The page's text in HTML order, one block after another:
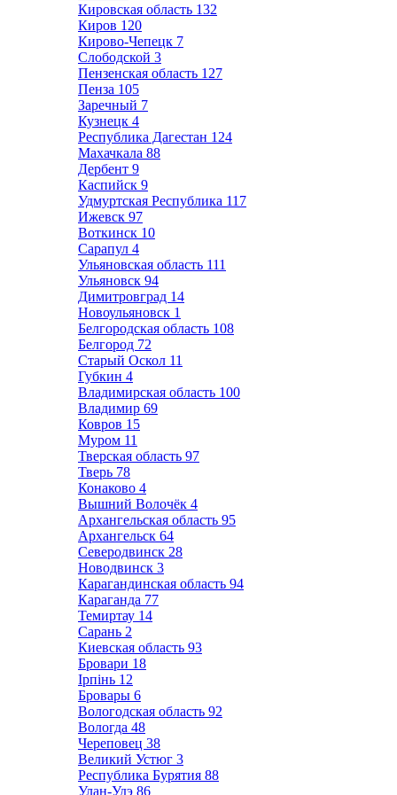
Кировская область 132
Киров 120
Кирово-Чепецк 7
Слободской 3
Пензенская область 127
Пенза 105
Заречный 7
Кузнецк 4
Республика Дагестан 124
Махачкала 88
Дербент 9
Каспийск 9
Удмуртская Республика 117
Ижевск 97
Воткинск 10
Сарапул 4
Ульяновская область 111
Ульяновск 94
Димитровград 14
Новоульяновск 1
Белгородская область 108
Белгород 72
Старый Оскол 11
Губкин 4
Владимирская область 100
Владимир 69
Ковров 15
Муром 11
Тверская область 97
Тверь 78
Конаково 4
Вышний Волочёк 4
Архангельская область 95
Архангельск 64
Северодвинск 28
Новодвинск 3
Карагандинская область 94
Караганда 77
Темиртау 14
Сарань 2
Киевская область 93
Бровари 18
Ірпінь 12
Бровары 6
Вологодская область 92
Вологда 48
Череповец 38
Великий Устюг 3
Республика Бурятия 88
Улан-Удэ 86